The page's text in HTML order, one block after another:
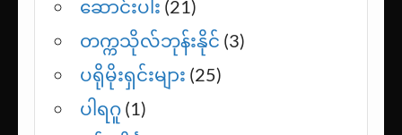
ဂျိမ်းစ်လှကျော်(1)
စာအုပ်စင်(22)
ဆောင်းပါး(21)
တက္ကသိုလ်ဘုန်းနိုင်